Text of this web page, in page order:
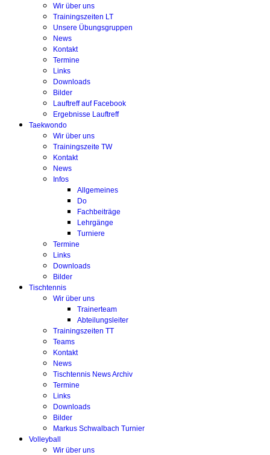
Wir über uns
Trainingszeiten LT
Unsere Übungsgruppen
News
Kontakt
Termine
Links
Downloads
Bilder
Lauftreff auf Facebook
Ergebnisse Lauftreff
Taekwondo
Wir über uns
Trainingszeite TW
Kontakt
News
Infos
Allgemeines
Do
Fachbeiträge
Lehrgänge
Turniere
Termine
Links
Downloads
Bilder
Tischtennis
Wir über uns
Trainerteam
Abteilungsleiter
Trainingszeiten TT
Teams
Kontakt
News
Tischtennis News Archiv
Termine
Links
Downloads
Bilder
Markus Schwalbach Turnier
Volleyball
Wir über uns